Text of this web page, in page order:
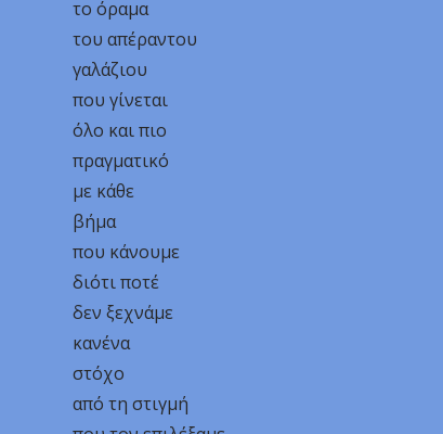
το όραμα
του απέραντου
γαλάζιου
που γίνεται
όλο και πιο
πραγματικό
με κάθε
βήμα
που κάνουμε
διότι ποτέ
δεν ξεχνάμε
κανένα
στόχο
από τη στιγμή